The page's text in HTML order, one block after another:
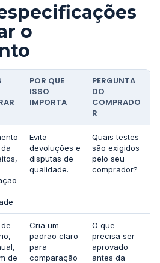
o
POR QUE
ISSO
IMPORTA
PERGUNTA
DO
COMPRADO
R
Evita
devoluções e
disputas de
qualidade.
Quais testes
são exigidos
pelo seu
comprador?
de
Cria um
padrão claro
para
comparação
O que
precisa ser
aprovado
antes da